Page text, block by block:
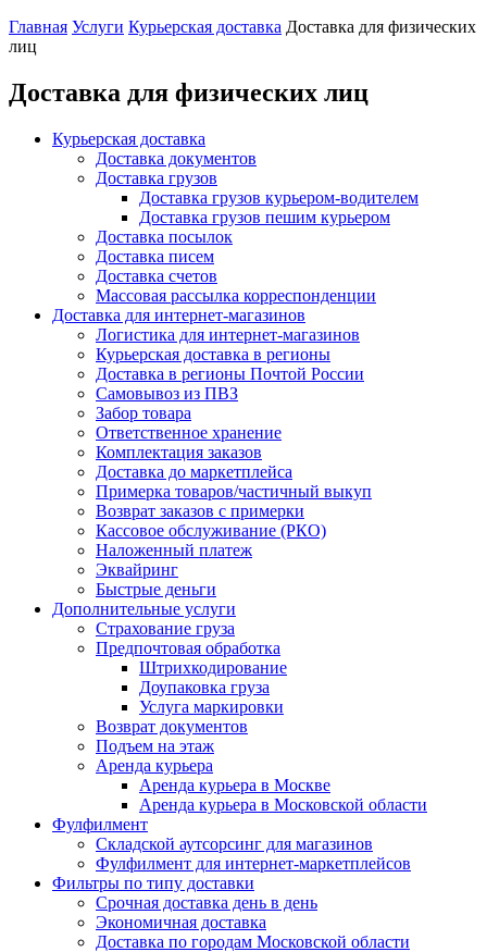
Главная Услуги Курьерская доставка Доставка для физических
лиц
Доставка для физических лиц
Курьерская доставка
Доставка документов
Доставка грузов
Доставка грузов курьером-водителем
Доставка грузов пешим курьером
Доставка посылок
Доставка писем
Доставка счетов
Массовая рассылка корреспонденции
Доставка для интернет-магазинов
Логистика для интернет-магазинов
Курьерская доставка в регионы
Доставка в регионы Почтой России
Самовывоз из ПВЗ
Забор товара
Ответственное хранение
Комплектация заказов
Доставка до маркетплейса
Примерка товаров/частичный выкуп
Возврат заказов с примерки
Кассовое обслуживание (РКО)
Наложенный платеж
Эквайринг
Быстрые деньги
Дополнительные услуги
Страхование груза
Предпочтовая обработка
Штрихкодирование
Доупаковка груза
Услуга маркировки
Возврат документов
Подъем на этаж
Аренда курьера
Аренда курьера в Москве
Аренда курьера в Московской области
Фулфилмент
Складской аутсорсинг для магазинов
Фулфилмент для интернет-маркетплейсов
Фильтры по типу доставки
Срочная доставка день в день
Экономичная доставка
Доставка по городам Московской области